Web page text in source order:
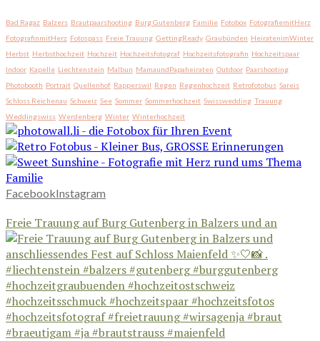
Bad Ragaz Balzers Brautpaarshooting Burg Gutenberg Familie Fotobox FotografiemitHerz
FotografinmitHerz Fotospass Freie Trauung GettingReady Graubünden HeiratenimWinter
Herbst Herbsthochzeit Hochzeit Hochzeitsfotograf Hochzeitsfotografin Hochzeitspaar
Indoor Kapelle Liechtenstein Malbun MamaundPapaheiraten Outdoor Paarshooting
Photobooth Portrait Quellenhof Rapperswil Regen Regenhochzeit Retrofotobus Sareis
Schloss Reichenau Schweiz See Sommer Sommerhochzeit Swisswedding Trauung
Weddingswiss Werdenberg Winter Winterhochzeit
FacebookInstagram
Freie Trauung auf Burg Gutenberg in Balzers und an